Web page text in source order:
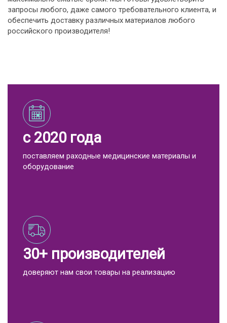
запросы любого, даже самого требовательного клиента, и
обеспечить доставку различных материалов любого
российского производителя!
с 2020 года
поставляем раходные медицинские материалы и
оборудование
30+ производителей
доверяют нам свои товары на реализацию